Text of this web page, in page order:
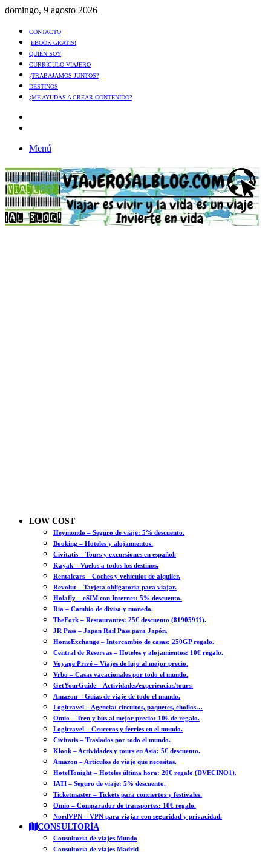
domingo, 9 agosto 2026
CONTACTO
¡EBOOK GRATIS!
QUIÉN SOY
CURRÍCULO VIAJERO
¿TRABAJAMOS JUNTOS?
DESTINOS
¿ME AYUDAS A CREAR CONTENIDO?
Menú
LOW COST
Heymondo – Seguro de viaje: 5% descuento.
Booking – Hoteles y alojamientos.
Civitatis – Tours y excursiones en español.
Kayak – Vuelos a todos los destinos.
Rentalcars – Coches y vehículos de alquiler.
Revolut – Tarjeta obligatoria para viajar.
Holafly – eSIM con Internet: 5% descuento.
Ria – Cambio de divisa y moneda.
TheFork – Restaurantes: 25€ descuento (81905911).
JR Pass – Japan Rail Pass para Japón.
HomeExchange – Intercambio de casas: 250GP regalo.
Central de Reservas – Hoteles y alojamientos: 10€ regalo.
Voyage Privé – Viajes de lujo al mejor precio.
Vrbo – Casas vacacionales por todo el mundo.
GetYourGuide – Actividades/experiencias/tours.
Amazon – Guías de viaje de todo el mundo.
Logitravel – Agencia: circuitos, paquetes, chollos…
Omio – Tren y bus al mejor precio: 10€ de regalo.
Logitravel – Cruceros y ferries en el mundo.
Civitatis – Traslados por todo el mundo.
Klook – Actividades y tours en Asia: 5€ descuento.
Amazon – Artículos de viaje que necesitas.
HotelTonight – Hoteles última hora: 20€ regalo (DVECINO1).
IATI – Seguro de viaje: 5% descuento.
Ticketmaster – Tickets para conciertos y festivales.
Omio – Comparador de transportes: 10€ regalo.
NordVPN – VPN para viajar con seguridad y privacidad.
CONSULTORÍA
Consultoría de viajes Mundo
Consultoría de viajes Madrid